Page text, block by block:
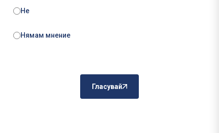
Не
Нямам мнение
Гласувай